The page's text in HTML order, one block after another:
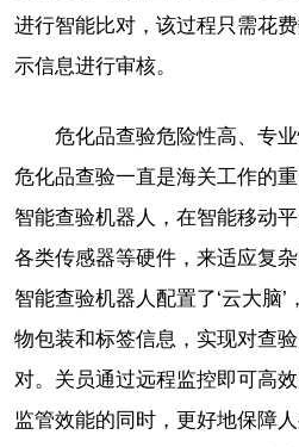
进行智能比对，该过程只需花
示信息进行审核。
危化品查验危险性高、专
危化品查验一直是海关工作的
智能查验机器人，在智能移动
各类传感器等硬件，来适应复
智能查验机器人配置了‘云大脑
物包装和标签信息，实现对查验
对。关员通过远程监控即可高
监管效能的同时，更好地保障